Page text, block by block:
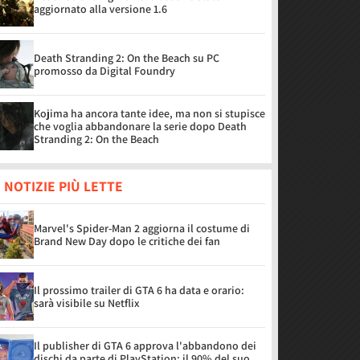
aggiornato alla versione 1.6
Death Stranding 2: On the Beach su PC
promosso da Digital Foundry
Kojima ha ancora tante idee, ma non si stupisce
che voglia abbandonare la serie dopo Death
Stranding 2: On the Beach
NOTIZIE PIÙ LETTE
Marvel's Spider-Man 2 aggiorna il costume di
Brand New Day dopo le critiche dei fan
Il prossimo trailer di GTA 6 ha data e orario:
sarà visibile su Netflix
Il publisher di GTA 6 approva l'abbandono dei